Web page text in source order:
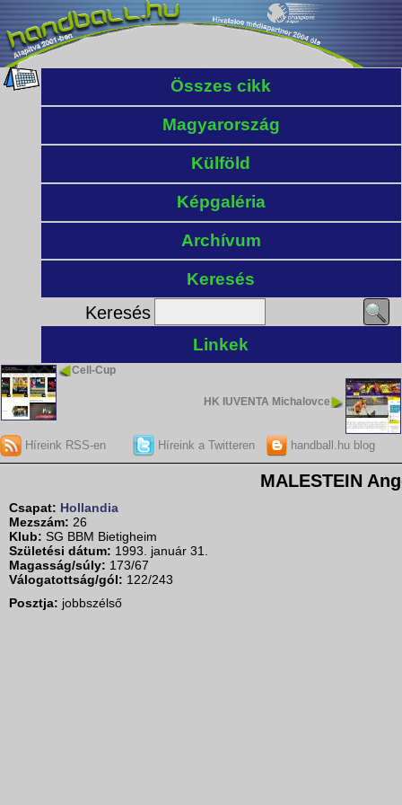
Összes cikk
Magyarország
Külföld
Képgaléria
Archívum
Keresés
Keresés
Linkek
Cell-Cup
HK IUVENTA Michalovce
Híreink RSS-en Híreink a Twitteren handball.hu blog
MALESTEIN
Csapat: Hollandia
Mezszám: 26
Klub: SG BBM Bietigheim
Születési dátum: 1993. január 31.
Magasság/súly: 173/67
Válogatottság/gól: 122/243
Posztja: jobbszélső